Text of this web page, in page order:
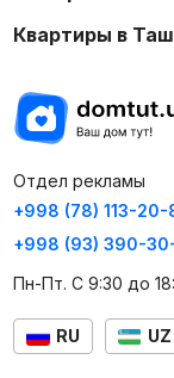
Квартиры в
Отдел рекламы
+998 (78) 113-20-
+998 (93) 390-
Пн-Пт. С 9:30 до
RU UZ